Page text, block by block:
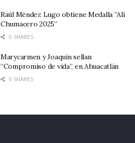
Raúl Méndez Lugo obtiene Medalla “Alí
Chumacero 2025”
0 SHARES
Marycarmen y Joaquín sellan
“Compromiso de vida”, en Ahuacatlán
0 SHARES